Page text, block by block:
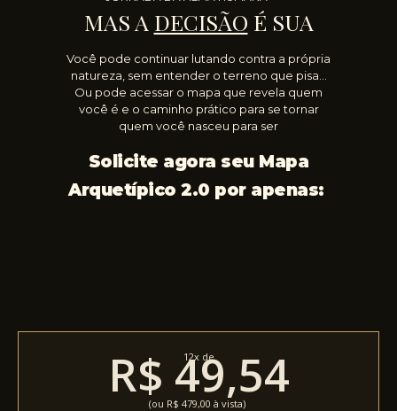
MAS A DECISÃO É SUA
Você pode continuar lutando contra a própria
natureza, sem entender o terreno que pisa…
Ou pode acessar o mapa que revela quem
você é e o caminho prático para se tornar
quem você nasceu para ser
Solicite agora seu Mapa
Arquetípico 2.0 por apenas:
12x de
R$ 49,54
(ou R$ 479,00 à vista)